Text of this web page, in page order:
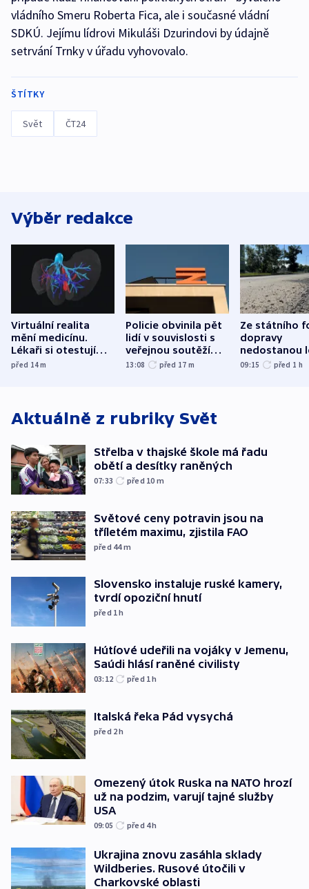
vládního Smeru Roberta Fica, ale i současné vládní
SDKÚ. Jejímu lídrovi Mikuláši Dzurindovi by údajně
setrvání Trnky v úřadu vyhovovalo.
ŠTÍTKY
Svět ČT24
Výběr redakce
Virtuální realita
mění medicínu.
Lékaři si otestují
každý řez, říká
před 14m
Policie obvinila pět
lidí v souvislosti s
veřejnou soutěží
Správy železnic
13:08 před 17 m
Ze státního
dopravy
nedostanou
kraje na
09:15 před 1 h
Aktuálně z rubriky Svět
Střelba v thajské škole má řadu
obětí a desítky raněných
07:33 před 10 m
Světové ceny potravin jsou na
tříletém maximu, zjistila FAO
před 44m
Slovensko instaluje ruské kamery,
tvrdí opoziční hnutí
před 1h
Hútíové udeřili na vojáky v Jemenu,
Saúdi hlásí raněné civilisty
03:12 před 1h
Italská řeka Pád vysychá
před 2h
Omezený útok Ruska na NATO hrozí
už na podzim, varují tajné služby
USA
09:05 před 4h
Ukrajina znovu zasáhla sklady
Wildberies. Rusové útočili v
Charkovské oblasti